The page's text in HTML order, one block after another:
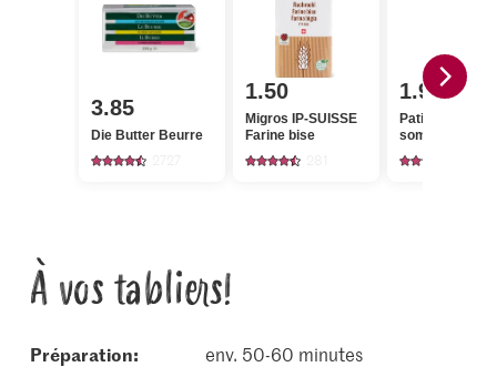
3.85
Die Butter Beurre
1.50
Migros IP-SUISSE
Farine bise
1.95
Patissier
sombre
À vos tabliers!
Préparation:
env. 50-60 minutes